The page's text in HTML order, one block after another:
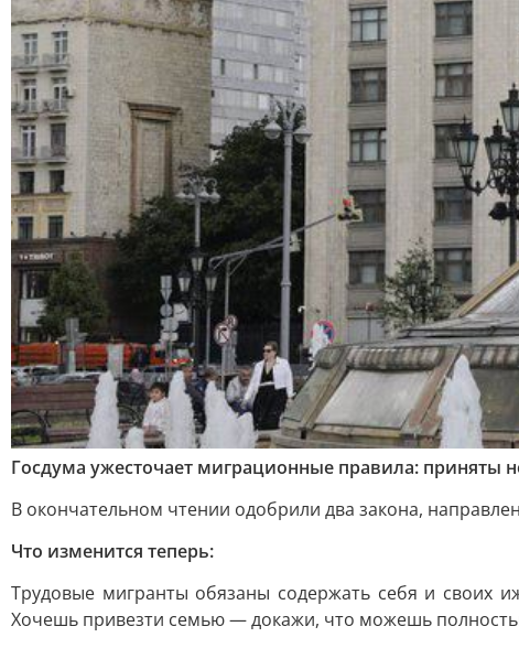
Госдума ужесточает миграционные правила: приняты
В окончательном чтении одобрили два закона,
Что изменится теперь:
Трудовые мигранты обязаны содержать себя и своих
Хочешь привезти семью — докажи, что можешь